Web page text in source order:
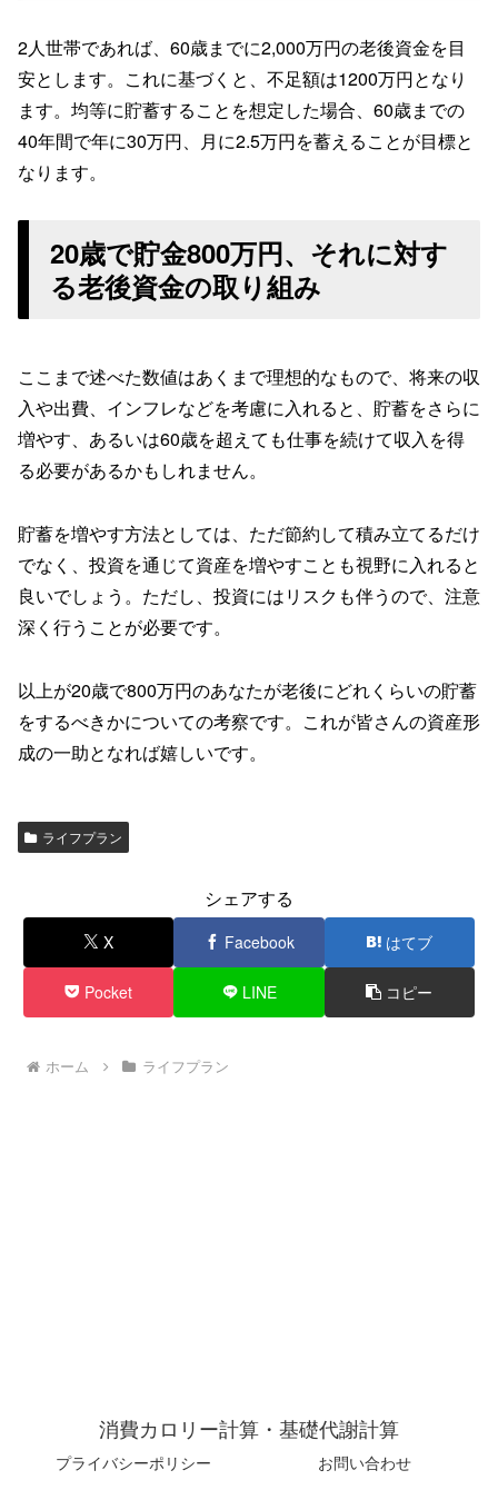
2人世帯であれば、60歳までに2,000万円の老後資金を目
安とします。これに基づくと、不足額は1200万円となり
ます。均等に貯蓄することを想定した場合、60歳までの
40年間で年に30万円、月に2.5万円を蓄えることが目標と
なります。
20歳で貯金800万円、それに対す
る老後資金の取り組み
ここまで述べた数値はあくまで理想的なもので、将来の収
入や出費、インフレなどを考慮に入れると、貯蓄をさらに
増やす、あるいは60歳を超えても仕事を続けて収入を得
る必要があるかもしれません。
貯蓄を増やす方法としては、ただ節約して積み立てるだけ
でなく、投資を通じて資産を増やすことも視野に入れると
良いでしょう。ただし、投資にはリスクも伴うので、注意
深く行うことが必要です。
以上が20歳で800万円のあなたが老後にどれくらいの貯蓄
をするべきかについての考察です。これが皆さんの資産形
成の一助となれば嬉しいです。
ライフプラン
シェアする
X Facebook はてブ
Pocket LINE コピー
ホーム ライフプラン
消費カロリー計算・基礎代謝計算
プライバシーポリシー
お問い合わせ